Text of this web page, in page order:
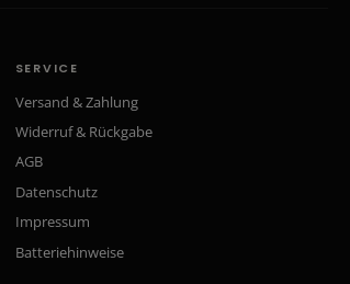
SERVICE
Versand & Zahlung
Widerruf & Rückgabe
AGB
Datenschutz
Impressum
Batteriehinweise